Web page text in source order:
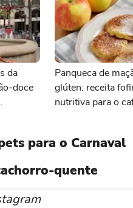
da
doce
Panqueca de
glúten: receita
nutritiva para o
para o Carnaval
quente